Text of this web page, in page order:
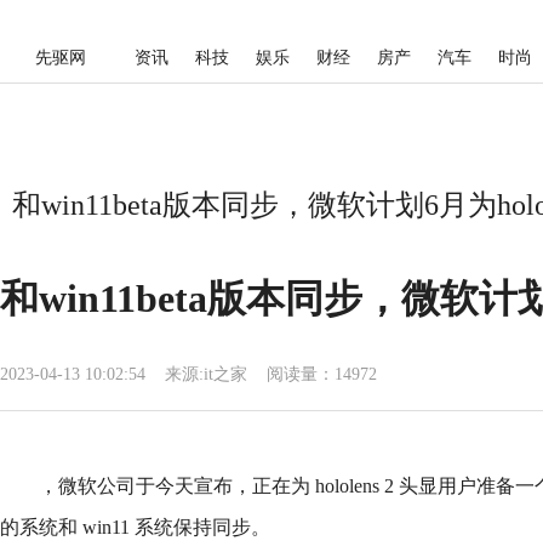
先驱网 资讯 科技 娱乐 财经 房产 汽车 时尚
和win11beta版本同步，微软计划6月为
和win11beta版本同步，微软计
2023-04-13 10:02:54 来源:it之家 阅读量：14972
，微软公司于今天宣布，正在为 hololens 2 头显用户准备
的系统和 win11 系统保持同步。